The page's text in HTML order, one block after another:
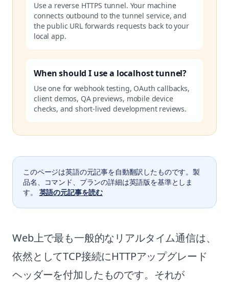
Use a reverse HTTPS tunnel. Your machine
connects outbound to the tunnel service, and
the public URL forwards requests back to your
local app.
When should I use a localhost tunnel?
Use one for webhook testing, OAuth callbacks,
client demos, QA previews, mobile device
checks, and short-lived development reviews.
このページは英語の元記事を自動翻訳したものです。製
品名、コマンド、プランの詳細は英語版を基準としま
す。
英語の元記事を読む
Web上で最も一般的なリアルタイム通信は、
依然としてTCP接続にHTTPアップグレード
ヘッダーを付加したものです。それが